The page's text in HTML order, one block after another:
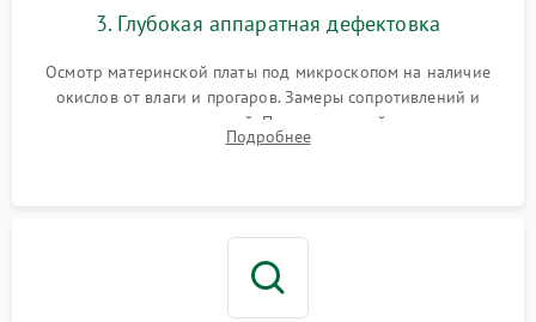
3. Глубокая аппаратная дефектовка
Осмотр материнской платы под микроскопом на наличие
окислов от влаги и прогаров. Замеры сопротивлений и
дежурных напряжений. Проверка цепей питания,
мультиконтроллера, процессора и видеочипа.
Подробнее